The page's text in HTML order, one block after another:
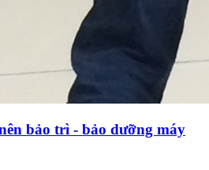
bảo trì - bảo dưỡng máy